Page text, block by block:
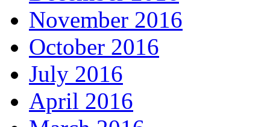
November 2016
October 2016
July 2016
April 2016